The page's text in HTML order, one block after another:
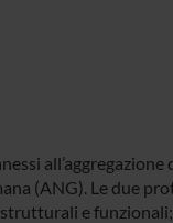
all’aggregazione
(ANG). Le due
e funzionali;